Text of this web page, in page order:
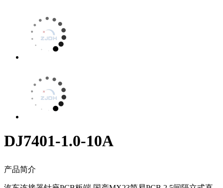
DJ7401-1.0-10A
产品简介